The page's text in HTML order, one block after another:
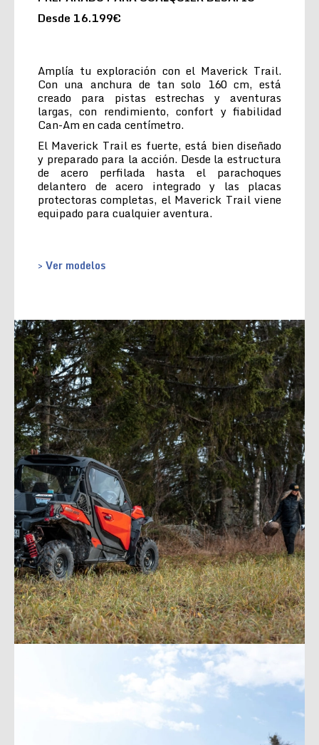
Desde 16.199€
Amplía tu exploración con el Maverick Trail.
Con una anchura de tan solo 160 cm, está
creado para pistas estrechas y aventuras
largas, con rendimiento, confort y fiabilidad
Can-Am en cada centímetro.
El Maverick Trail es fuerte, está bien diseñado
y preparado para la acción. Desde la estructura
de acero perfilada hasta el parachoques
delantero de acero integrado y las placas
protectoras completas, el Maverick Trail viene
equipado para cualquier aventura.
> Ver modelos